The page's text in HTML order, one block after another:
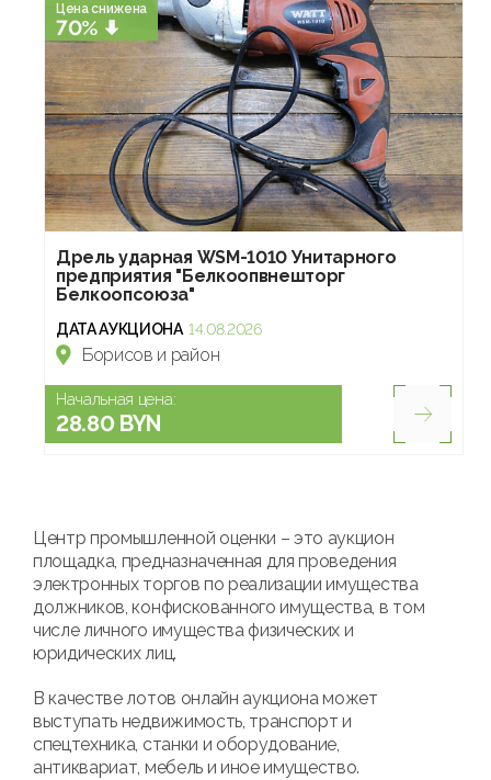
Цена снижена
70%
Дрель ударная WSM-1010 Унитарного
предприятия "Белкоопвнешторг
Белкоопсоюза"
ДАТА АУКЦИОНА 14.08.2026
Борисов и район
Начальная цена:
28.80 BYN
Центр промышленной оценки – это аукцион
площадка, предназначенная для проведения
электронных торгов по реализации имущества
должников, конфискованного имущества, в том
числе личного имущества физических и
юридических лиц.
В качестве лотов онлайн аукциона может
выступать недвижимость, транспорт и
спецтехника, станки и оборудование,
антиквариат, мебель и иное имущество.